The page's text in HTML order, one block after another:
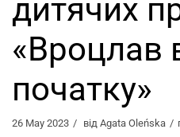
дитячих
«Вроцлав
початку»
26 May 2023 від Agata Oleńska